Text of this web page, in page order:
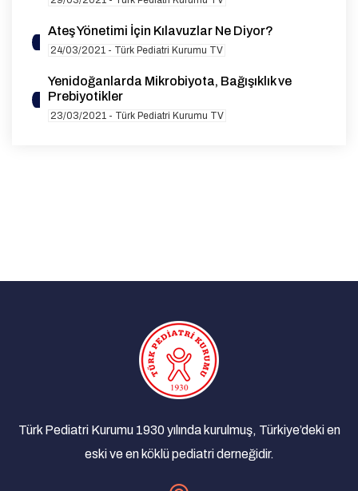
Ateş Yönetimi İçin Kılavuzlar Ne Diyor?
24/03/2021 - Türk Pediatri Kurumu TV
Yenidoğanlarda Mikrobiyota, Bağışıklık ve
Prebiyotikler
23/03/2021 - Türk Pediatri Kurumu TV
Türkiye’de İnvazif Meningokok Hastalığı
10/03/2021 - Türk Pediatri Kurumu TV
Değişen Alışkanlıklarımız ve Günlük Burun
25/02/2021 - Türk Pediatri Kurumu TV
Türk Pediatri Kurumu 1930 yılında kurulmuş, Türkiye’deki en
eski ve en köklü pediatri derneğidir.